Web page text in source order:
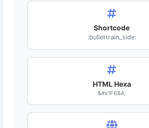
Shortcode
:bullettrain_side:
HTML Hexa
&#x1F684;